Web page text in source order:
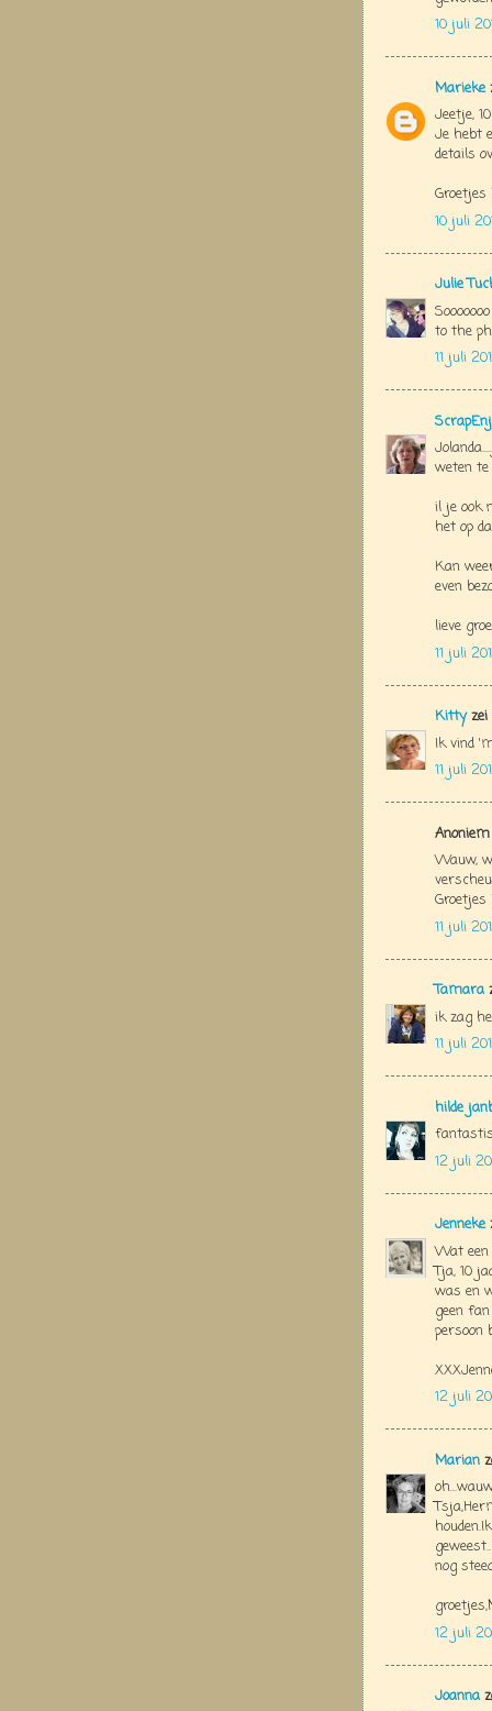
10 juli
Marieke
Jeetje,
Je hebt
details
10 juli
Julie
to the
11 juli
weten te
il je ook
het op
Kan
even
lieve
11 juli
Kittyzei
Ik vind
11 juli
Wauw,
Groetjes
11 juli
Tamara
ik zag
11 juli
hilde
12 juli
Jenneke
Wat een
Tja, 10
was en
geen
persoon
12 juli
Marian
nog
12 juli
Joanna